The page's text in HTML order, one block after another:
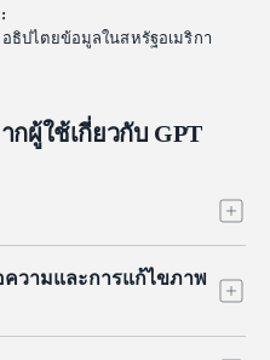
อธิปไตยข้อมูลในสหรัฐอเมริกา
กผู้ใช้เกี่ยวกับ GPT
มได้ ซึ่งเป็นโมเดลรูปภาพที่เปิด
ต่อจาก GPT Image 1.5 และ
ร้างและแก้ไขรูปภาพจากการ
ความและการแก้ไขภาพ